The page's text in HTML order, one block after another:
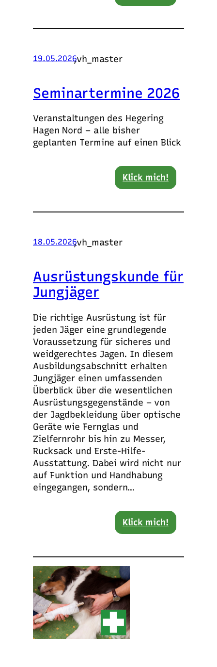
19.05.2026
,vh_master
Seminartermine 2026
Veranstaltungen des Hegering
Hagen Nord – alle bisher
geplanten Termine auf einen Blick
Klick mich!
18.05.2026
,vh_master
Ausrüstungskunde für
Jungjäger
Die richtige Ausrüstung ist für
jeden Jäger eine grundlegende
Voraussetzung für sicheres und
weidgerechtes Jagen. In diesem
Ausbildungsabschnitt erhalten
Jungjäger einen umfassenden
Überblick über die wesentlichen
Ausrüstungsgegenstände – von
der Jagdbekleidung über optische
Geräte wie Fernglas und
Zielfernrohr bis hin zu Messer,
Rucksack und Erste-Hilfe-
Ausstattung. Dabei wird nicht nur
auf Funktion und Handhabung
eingegangen, sondern…
Klick mich!